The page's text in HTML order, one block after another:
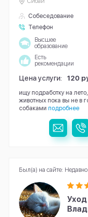
Собеседование
Телефон
Высшее
образование
Есть
рекомендации
Цена услуги: 120
ищу подработку на
животных пока вы не в
собаками подробнее
Был(а) на сайте: Недавно